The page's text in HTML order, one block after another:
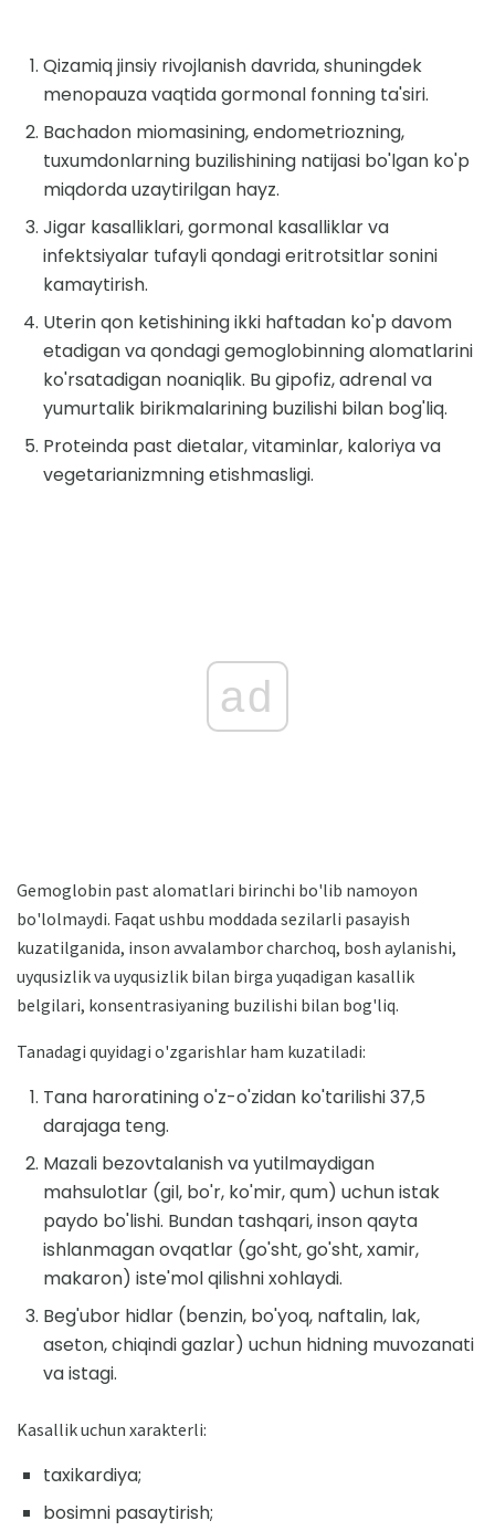
Qizamiq jinsiy rivojlanish davrida, shuningdek
menopauza vaqtida gormonal fonning ta'siri.
Bachadon miomasining, endometriozning,
tuxumdonlarning buzilishining natijasi bo'lgan ko'p
miqdorda uzaytirilgan hayz.
Jigar kasalliklari, gormonal kasalliklar va
infektsiyalar tufayli qondagi eritrotsitlar sonini
kamaytirish.
Uterin qon ketishining ikki haftadan ko'p davom
etadigan va qondagi gemoglobinning alomatlarini
ko'rsatadigan noaniqlik. Bu gipofiz, adrenal va
yumurtalik birikmalarining buzilishi bilan bog'liq.
Proteinda past dietalar, vitaminlar, kaloriya va
vegetarianizmning etishmasligi.
ad
Gemoglobin past alomatlari birinchi bo'lib namoyon
bo'lolmaydi. Faqat ushbu moddada sezilarli pasayish
kuzatilganida, inson avvalambor charchoq, bosh aylanishi,
uyqusizlik va uyqusizlik bilan birga yuqadigan kasallik
belgilari, konsentrasiyaning buzilishi bilan bog'liq.
Tanadagi quyidagi o'zgarishlar ham kuzatiladi:
Tana haroratining o'z-o'zidan ko'tarilishi 37,5
darajaga teng.
Mazali bezovtalanish va yutilmaydigan
mahsulotlar (gil, bo'r, ko'mir, qum) uchun istak
paydo bo'lishi. Bundan tashqari, inson qayta
ishlanmagan ovqatlar (go'sht, go'sht, xamir,
makaron) iste'mol qilishni xohlaydi.
Beg'ubor hidlar (benzin, bo'yoq, naftalin, lak,
aseton, chiqindi gazlar) uchun hidning muvozanati
va istagi.
Kasallik uchun xarakterli:
taxikardiya;
bosimni pasaytirish;